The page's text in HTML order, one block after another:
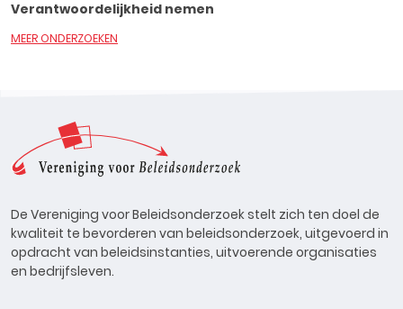
Verantwoordelijkheid nemen
MEER ONDERZOEKEN
De Vereniging voor Beleidsonderzoek stelt zich ten doel de
kwaliteit te bevorderen van beleidsonderzoek, uitgevoerd in
opdracht van beleidsinstanties, uitvoerende organisaties
en bedrijfsleven.